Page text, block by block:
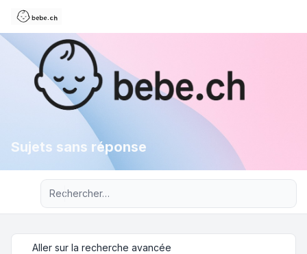
Sujets sans réponse
Recherche avancée
Aller sur la recherche avancée